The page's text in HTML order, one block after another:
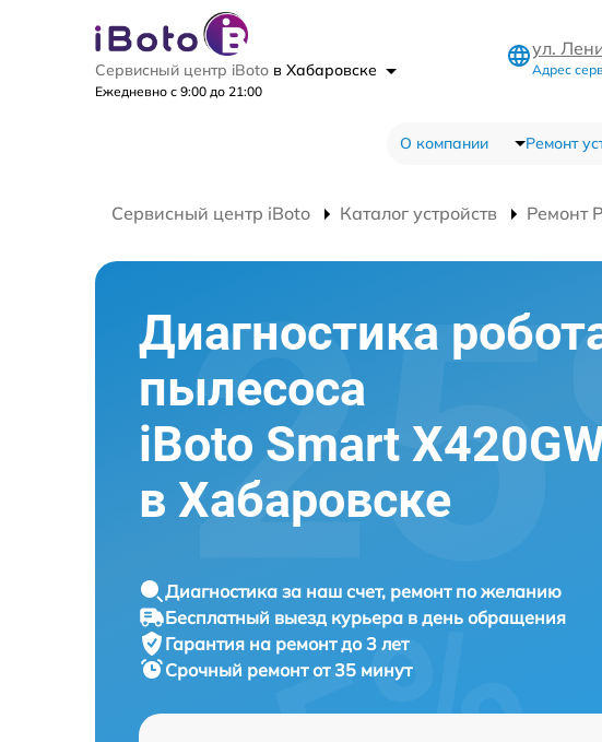
Сервисный центр iBoto в Хабаровске
Ежедневно с 9:00 до 21:00
ул.
Адрес
О компании Ремонт
Сервисный центр iBoto Каталог устройств Ремонт
Диагностика
пылесоса
iBoto Smart
в Хабаровске
Диагностика за наш счет, ремонт по желанию
Бесплатный выезд курьера в день обращения
Гарантия на ремонт до 3 лет
Срочный ремонт от 35 минут